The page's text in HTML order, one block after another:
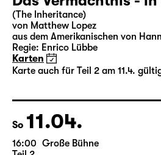
Sa
19:30 Große Bühne
Teil 1
Das Vermächtnis - in
(The Inheritance)
von Matthew Lopez
Karten
Karte auch für Teil 2 am 11.4. gültig